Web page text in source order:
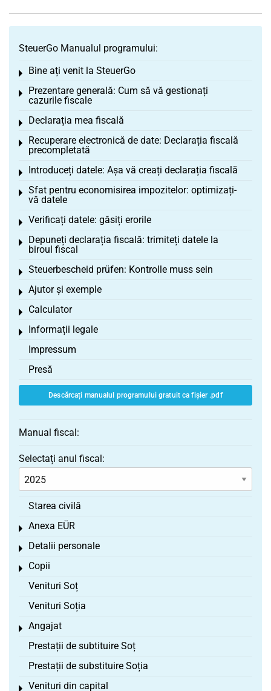
SteuerGo Manualul programului:
Bine ați venit la SteuerGo
Toggle menu
Prezentare generală: Cum să vă gestionați
cazurile fiscale
Toggle menu
Declarația mea fiscală
Toggle menu
Recuperare electronică de date: Declarația fiscală
precompletată
Toggle menu
Introduceți datele: Așa vă creați declarația fiscală
Toggle menu
Sfat pentru economisirea impozitelor: optimizați-
vă datele
Toggle menu
Verificați datele: găsiți erorile
Toggle menu
Depuneți declarația fiscală: trimiteți datele la
biroul fiscal
Toggle menu
Steuerbescheid prüfen: Kontrolle muss sein
Toggle menu
Ajutor și exemple
Toggle menu
Calculator
Toggle menu
Informații legale
Toggle menu
Impressum
Presă
Descărcați manualul programului gratuit ca fișier .pdf
Manual fiscal:
Selectați anul fiscal:
Starea civilă
Anexa EÜR
Toggle menu
Detalii personale
Toggle menu
Copii
Toggle menu
Venituri Soț
Venituri Soția
Angajat
Toggle menu
Prestații de subtituire Soț
Prestații de substituire Soția
Venituri din capital